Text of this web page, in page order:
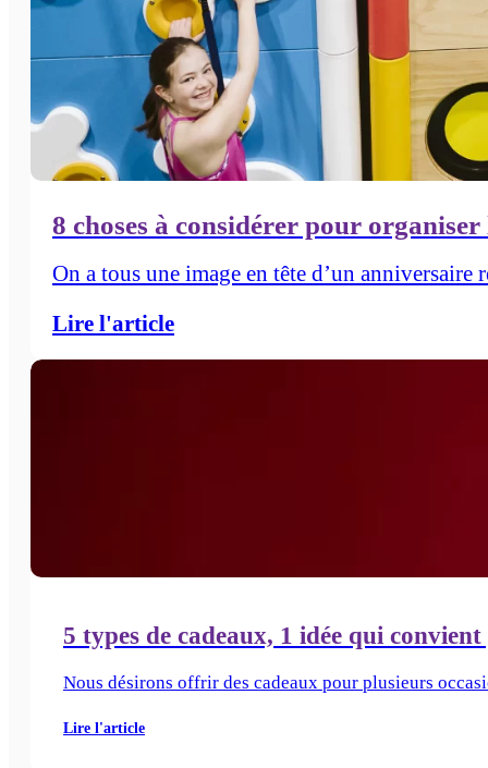
8 choses à considérer pour
On a tous une image en tête d’un anniversaire
Lire l'article
5 types de cadeaux, 1 idée qui
Nous désirons offrir des cadeaux pour plusieurs
Lire l'article